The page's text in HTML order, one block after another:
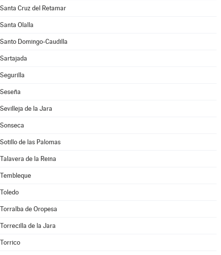
Santa Cruz del Retamar
Santa Olalla
Santo Domingo-Caudilla
Sartajada
Segurilla
Seseña
Sevilleja de la Jara
Sonseca
Sotillo de las Palomas
Talavera de la Reina
Tembleque
Toledo
Torralba de Oropesa
Torrecilla de la Jara
Torrico